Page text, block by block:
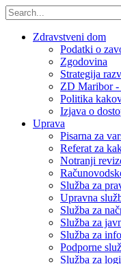
Zdravstveni dom
Podatki o
Zgodovina
Strategija
ZD Maribor -
Politika
Izjava o
Uprava
Pisarna za
Referat za
Notranji
Služba za
Upravna
Služba za
Služba za
Služba za
Podporne
Služba za